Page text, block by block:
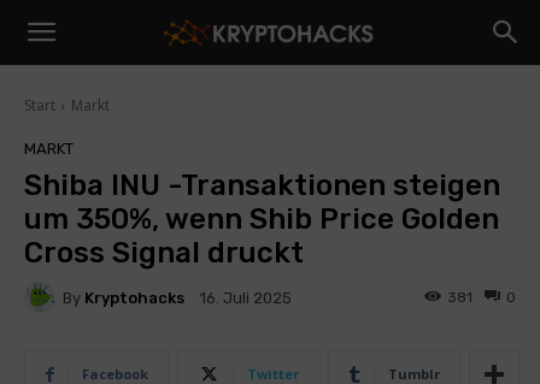
Start Markt
MARKT
Shiba INU -Transaktionen steigen
um 350%, wenn Shib Price Golden
Cross Signal druckt
By Kryptohacks 16. Juli 2025 0
381
Facebook Twitter Tumblr